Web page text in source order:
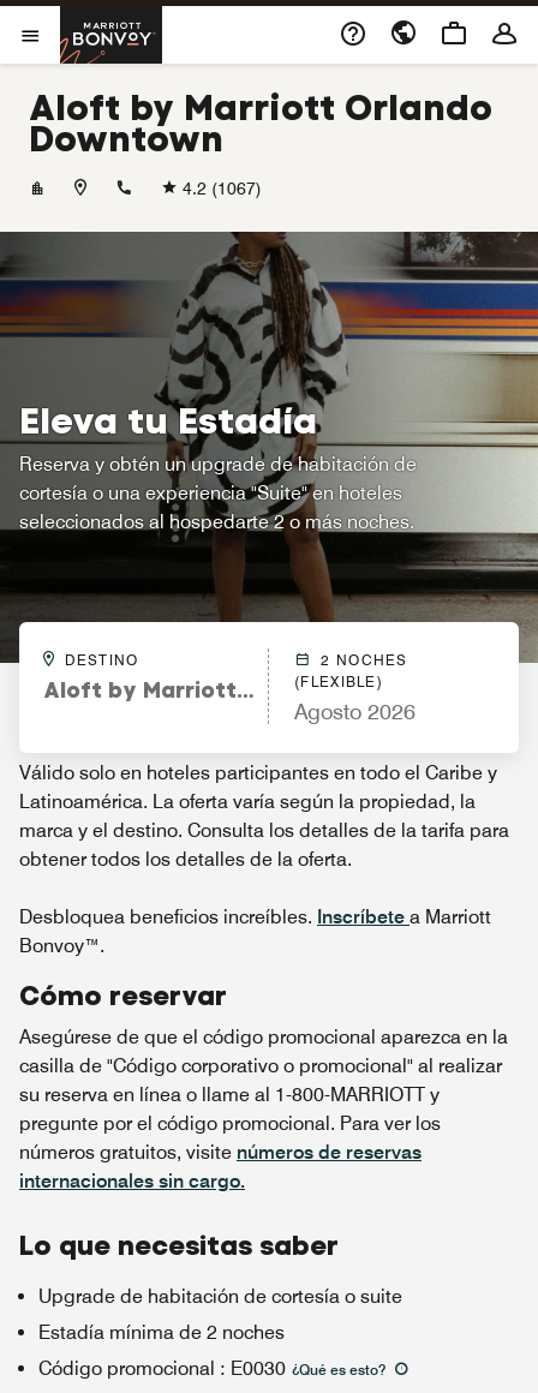
Skip to Content
Abrir el menú
Marriott Bonvoy
Aloft by Marriott Orlando
Downtown
+14073803500
4.2 (1067)
Eleva tu Estadía
Reserva y obtén un upgrade de habitación de
cortesía o una experiencia "Suite" en hoteles
seleccionados al hospedarte 2 o más noches.
DESTINO
Aloft by Marriott Orlando Downtown
2 NOCHES
(FLEXIBLE)
Agosto 2026
Válido solo en hoteles participantes en todo el Caribe y
Latinoamérica. La oferta varía según la propiedad, la
marca y el destino. Consulta los detalles de la tarifa para
obtener todos los detalles de la oferta.
Desbloquea beneficios increíbles. Inscríbete a Marriott
Bonvoy™.
Cómo reservar
Asegúrese de que el código promocional aparezca en la
casilla de "Código corporativo o promocional" al realizar
su reserva en línea o llame al 1-800-MARRIOTT y
pregunte por el código promocional. Para ver los
números gratuitos, visite números de reservas
internacionales sin cargo.
Lo que necesitas saber
Upgrade de habitación de cortesía o suite
Estadía mínima de 2 noches
Código promocional : E0030 ¿Qué es esto?